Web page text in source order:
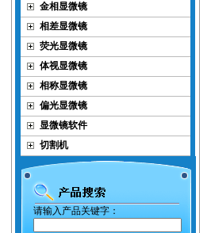
金相显微镜
相差显微镜
荧光显微镜
体视显微镜
相称显微镜
偏光显微镜
显微镜软件
切割机
请输入产品关键字：